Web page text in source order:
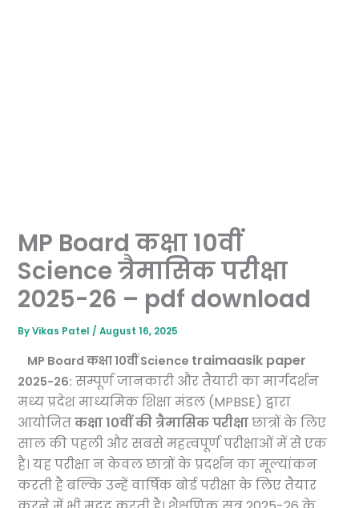
MP Board कक्षा 10वीं
Science त्रैमासिक परीक्षा
2025-26 – pdf download
ByVikas Patel/August 16, 2025
MP Board कक्षा 10वीं Science traimaasik paper
2025-26: सम्पूर्ण जानकारी और तैयारी का मार्गदर्शन
मध्य प्रदेश माध्यमिक शिक्षा मंडल (MPBSE) द्वारा
आयोजितकक्षा 10वीं की त्रैमासिक परीक्षाछात्रों के लिए
साल की पहली और सबसे महत्वपूर्ण परीक्षाओं में से एक
है। यह परीक्षा न केवल छात्रों के प्रदर्शन का मूल्यांकन
करती है बल्कि उन्हें वार्षिक बोर्ड परीक्षा के लिए तैयार